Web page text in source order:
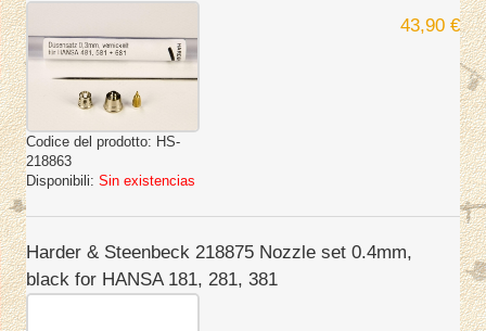
Codice del prodotto: HS-
218863
Disponibili: Sin existencias
43,90 €
Harder & Steenbeck 218875 Nozzle set 0.4mm,
black for HANSA 181, 281, 381